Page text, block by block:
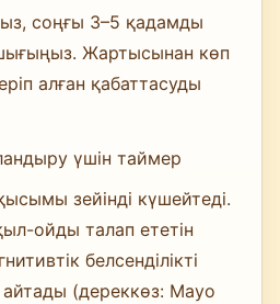
соңғы 3–5 қадамды
Жартысынан көп
алған қабаттасуды
үшін таймер
зейінді күшейтеді.
ойды талап ететін
белсенділікті
(дереккөз: Mayo